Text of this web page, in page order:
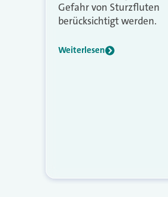
Gefahr von Sturzfluten
berücksichtigt werden.
Weiterlesen